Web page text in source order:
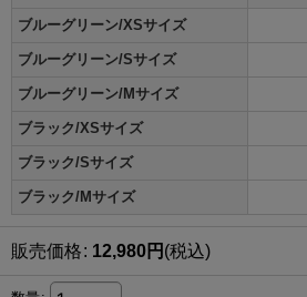
ブルーグリーン/XSサイズ
ブルーグリーン/Sサイズ
ブルーグリーン/Mサイズ
ブラック/XSサイズ
ブラック/Sサイズ
ブラック/Mサイズ
販売価格: 12,980円 (税込)